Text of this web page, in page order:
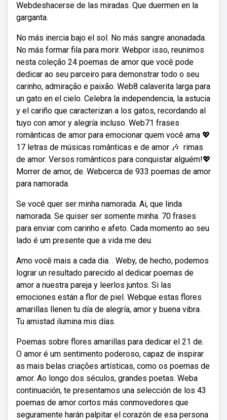
Webdeshacerse de las miradas. Que duermen en la
garganta.
No más inercia bajo el sol. No más sangre anonadada.
No más formar fila para morir. Webpor isso, reunimos
nesta coleção 24 poemas de amor que você pode
dedicar ao seu parceiro para demonstrar todo o seu
carinho, admiração e paixão. Web8 calaverita larga para
un gato en el cielo. Celebra la independencia, la astucia
y el cariño que caracterizan a los gatos, recordando al
tuyo con amor y alegría incluso. Web71 frases
românticas de amor para emocionar quem você ama 💖
17 letras de músicas românticas e de amor 🎶 ️ rimas
de amor: Versos românticos para conquistar alguém!💖
Morrer de amor, de. Webcerca de 933 poemas de amor
para namorada.
Se você quer ser minha namorada. Ai, que linda
namorada. Se quiser ser somente minha. 70 frases
para enviar com carinho e afeto. Cada momento ao seu
lado é um presente que a vida me deu.
Amo você mais a cada dia. . Weby, de hecho, podemos
lograr un resultado parecido al dedicar poemas de
amor a nuestra pareja y leerlos juntos. Si las
emociones están a flor de piel. Webque estas flores
amarillas llenen tu día de alegría, amor y buena vibra.
Tu amistad ilumina mis días.
Poemas sobre flores amarillas para dedicar el 21 de.
O amor é um sentimento poderoso, capaz de inspirar
as mais belas criações artísticas, como os poemas de
amor. Ao longo dos séculos, grandes poetas. Weba
continuación, te presentamos una selección de los 43
poemas de amor cortos más conmovedores que
seguramente harán palpitar el corazón de esa persona